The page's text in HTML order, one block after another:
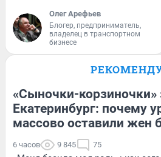
Олег Арефьев
Блогер, предприниматель,
владелец в транспортном
бизнесе
«Сыночки-корзиночки»
Екатеринбург: почему
массово оставили жен
6 часов 9 845 75